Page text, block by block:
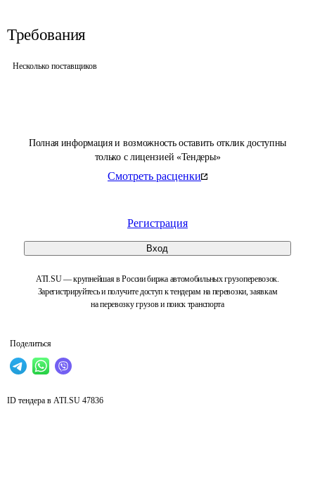
Полная информация и возможность оставить отклик доступны
только с лицензией «Тендеры»
Смотреть расценки
Регистрация
Вход
ATI.SU — крупнейшая в России биржа автомобильных грузоперевозок.
Зарегистрируйтесь и получите доступ к тендерам на перевозки, заявкам
на перевозку грузов и поиск транспорта
Поделиться
Требования
Несколько поставщиков
ID тендера в ATI.SU 47836